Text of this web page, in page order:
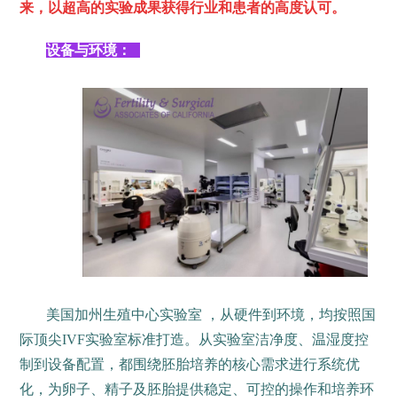
来，以超高的实验成果获得行业和患者的高度认可。
设备与环境：
美国加州生殖中心实验室 ，从硬件到环境，均按照国
际顶尖IVF实验室标准打造。从实验室洁净度、温湿度控
制到设备配置，都围绕胚胎培养的核心需求进行系统优
化，为卵子、精子及胚胎提供稳定、可控的操作和培养环